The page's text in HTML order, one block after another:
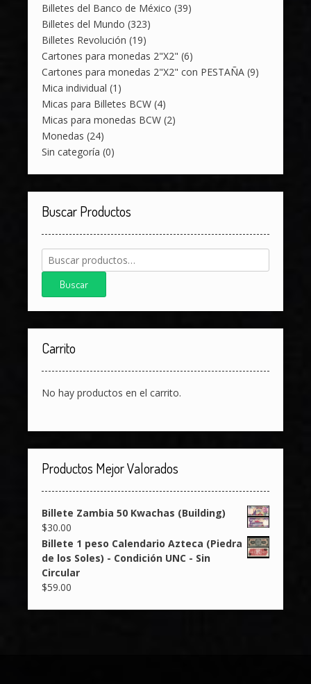
Billetes del Banco de México (39)
Billetes del Mundo (323)
Billetes Revolución (19)
Cartones para monedas 2"X2" (6)
Cartones para monedas 2"X2" con PESTAÑA (9)
Mica individual (1)
Micas para Billetes BCW (4)
Micas para monedas BCW (2)
Monedas (24)
Sin categoría (0)
Buscar Productos
Buscar
por:
Buscar
Carrito
No hay productos en el carrito.
Productos Mejor Valorados
Billete Zambia 50 Kwachas (Building)
$30.00
Billete 1 peso Calendario Azteca (Piedra
de los Soles) - Condición UNC - Sin
Circular
$59.00